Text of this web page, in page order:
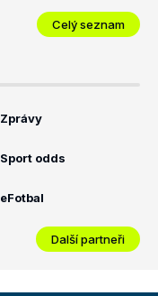
Celý seznam
Zprávy
Sport odds
eFotbal
Další partneři